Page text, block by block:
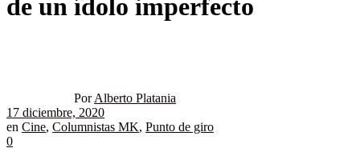
de un ídolo imperfecto
PorAlberto Platania
17 diciembre, 2020
en Cine, Columnistas MK, Punto de giro
0